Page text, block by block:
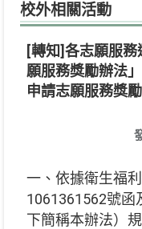
校外相關活動
[轉知]各志願服
願服務獎勵辦法
申請志願服務獎
一、依據衛生福
1061361562號函
下簡稱本辦法）